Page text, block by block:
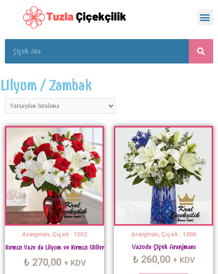
Lilyum / Zambak
Aranjman, Çiçek : 1002
Kırmızı Vazo da Lilyum ve Kırmızı Güller
₺ 270,00 + KDV
Aranjman, Çiçek : 1006
Vazoda Çiçek Aranjmanı
₺ 260,00 + KDV